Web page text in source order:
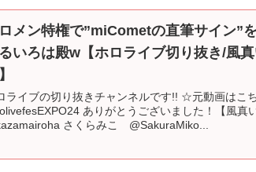
メン特権で”miCometの直筆サイン”
いろは殿w【ホロライブ切り抜き/風
ライブの切り抜きチャンネルです!! ☆元動画はこ
ありがとうございました！【風
さくらみこ @SakuraMiko...